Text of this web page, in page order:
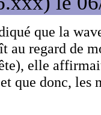
que la
au regard de
elle
que donc, les